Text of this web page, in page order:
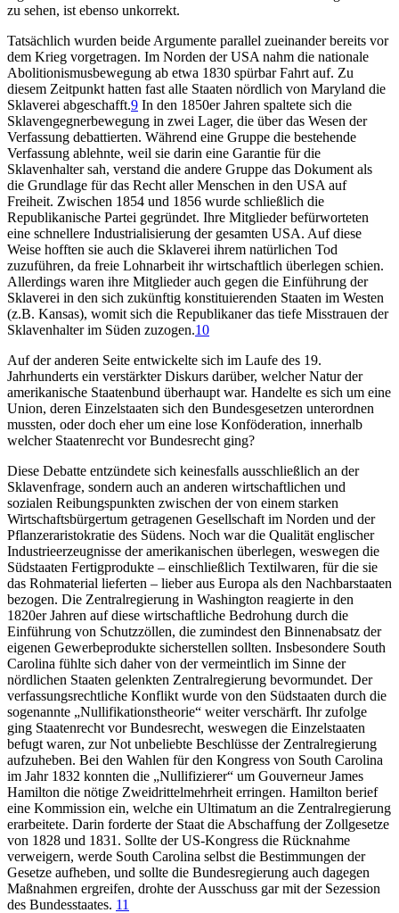
zu sehen, ist ebenso unkorrekt.
Tatsächlich wurden beide Argumente parallel zueinander bereits vor
dem Krieg vorgetragen. Im Norden der USA nahm die nationale
Abolitionismusbewegung ab etwa 1830 spürbar Fahrt auf. Zu
diesem Zeitpunkt hatten fast alle Staaten nördlich von Maryland die
Sklaverei abgeschafft.9 In den 1850er Jahren spaltete sich die
Sklavengegnerbewegung in zwei Lager, die über das Wesen der
Verfassung debattierten. Während eine Gruppe die bestehende
Verfassung ablehnte, weil sie darin eine Garantie für die
Sklavenhalter sah, verstand die andere Gruppe das Dokument als
die Grundlage für das Recht aller Menschen in den USA auf
Freiheit. Zwischen 1854 und 1856 wurde schließlich die
Republikanische Partei gegründet. Ihre Mitglieder befürworteten
eine schnellere Industrialisierung der gesamten USA. Auf diese
Weise hofften sie auch die Sklaverei ihrem natürlichen Tod
zuzuführen, da freie Lohnarbeit ihr wirtschaftlich überlegen schien.
Allerdings waren ihre Mitglieder auch gegen die Einführung der
Sklaverei in den sich zukünftig konstituierenden Staaten im Westen
(z.B. Kansas), womit sich die Republikaner das tiefe Misstrauen der
Sklavenhalter im Süden zuzogen.10
Auf der anderen Seite entwickelte sich im Laufe des 19.
Jahrhunderts ein verstärkter Diskurs darüber, welcher Natur der
amerikanische Staatenbund überhaupt war. Handelte es sich um eine
Union, deren Einzelstaaten sich den Bundesgesetzen unterordnen
mussten, oder doch eher um eine lose Konföderation, innerhalb
welcher Staatenrecht vor Bundesrecht ging?
Diese Debatte entzündete sich keinesfalls ausschließlich an der
Sklavenfrage, sondern auch an anderen wirtschaftlichen und
sozialen Reibungspunkten zwischen der von einem starken
Wirtschaftsbürgertum getragenen Gesellschaft im Norden und der
Pflanzeraristokratie des Südens. Noch war die Qualität englischer
Industrieerzeugnisse der amerikanischen überlegen, weswegen die
Südstaaten Fertigprodukte – einschließlich Textilwaren, für die sie
das Rohmaterial lieferten – lieber aus Europa als den Nachbarstaaten
bezogen. Die Zentralregierung in Washington reagierte in den
1820er Jahren auf diese wirtschaftliche Bedrohung durch die
Einführung von Schutzzöllen, die zumindest den Binnenabsatz der
eigenen Gewerbeprodukte sicherstellen sollten. Insbesondere South
Carolina fühlte sich daher von der vermeintlich im Sinne der
nördlichen Staaten gelenkten Zentralregierung bevormundet. Der
verfassungsrechtliche Konflikt wurde von den Südstaaten durch die
sogenannte „Nullifikationstheorie“ weiter verschärft. Ihr zufolge
ging Staatenrecht vor Bundesrecht, weswegen die Einzelstaaten
befugt waren, zur Not unbeliebte Beschlüsse der Zentralregierung
aufzuheben. Bei den Wahlen für den Kongress von South Carolina
im Jahr 1832 konnten die „Nullifizierer“ um Gouverneur James
Hamilton die nötige Zweidrittelmehrheit erringen. Hamilton berief
eine Kommission ein, welche ein Ultimatum an die Zentralregierung
erarbeitete. Darin forderte der Staat die Abschaffung der Zollgesetze
von 1828 und 1831. Sollte der US-Kongress die Rücknahme
verweigern, werde South Carolina selbst die Bestimmungen der
Gesetze aufheben, und sollte die Bundesregierung auch dagegen
Maßnahmen ergreifen, drohte der Ausschuss gar mit der Sezession
des Bundesstaates. 11